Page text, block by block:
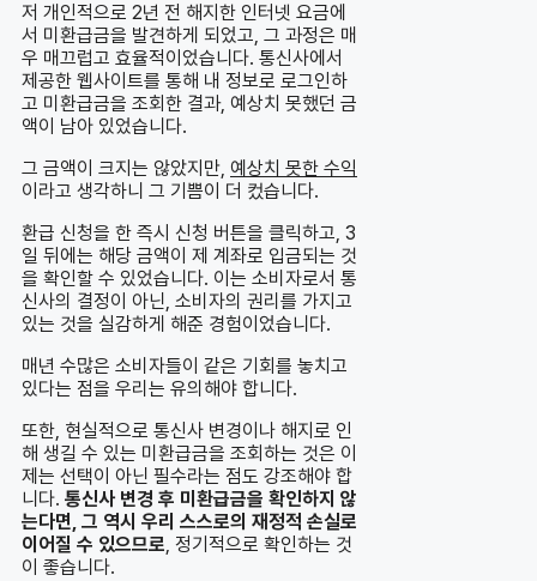
저 개인적으로 2년 전 해지한 인터넷 요금에
서 미환급금을 발견하게 되었고, 그 과정은 매
우 매끄럽고 효율적이었습니다. 통신사에서
제공한 웹사이트를 통해 내 정보로 로그인하
고 미환급금을 조회한 결과, 예상치 못했던 금
액이 남아 있었습니다.
그 금액이 크지는 않았지만, 예상치 못한 수익
이라고 생각하니 그 기쁨이 더 컸습니다.
환급 신청을 한 즉시 신청 버튼을 클릭하고, 3
일 뒤에는 해당 금액이 제 계좌로 입금되는 것
을 확인할 수 있었습니다. 이는 소비자로서 통
신사의 결정이 아닌, 소비자의 권리를 가지고
있는 것을 실감하게 해준 경험이었습니다.
매년 수많은 소비자들이 같은 기회를 놓치고
있다는 점을 우리는 유의해야 합니다.
또한, 현실적으로 통신사 변경이나 해지로 인
해 생길 수 있는 미환급금을 조회하는 것은 이
제는 선택이 아닌 필수라는 점도 강조해야 합
니다. 통신사 변경 후 미환급금을 확인하지 않
는다면, 그 역시 우리 스스로의 재정적 손실로
이어질 수 있으므로, 정기적으로 확인하는 것
이 좋습니다.